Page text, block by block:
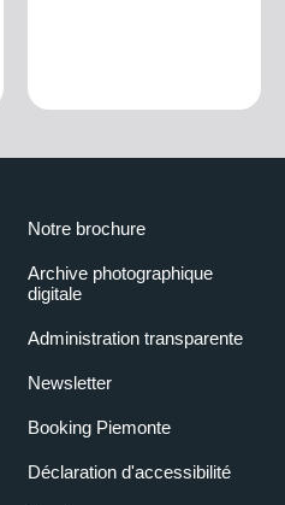
Notre brochure
Archive photographique
digitale
Administration transparente
Newsletter
Booking Piemonte
Déclaration d'accessibilité